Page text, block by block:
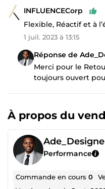
INFLUENCECorp
Flexible, Réactif et à
1 juil. 2023 à 13:15
Réponse de
Merci pour le
toujours ouvert
À propos du
Performance
Commande en cours0